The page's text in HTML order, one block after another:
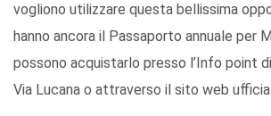
vogliono utilizzare questa bellissima
hanno ancora il Passaporto annuale per
possono acquistarlo presso l’Info point
Via Lucana o attraverso il sito web